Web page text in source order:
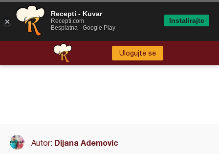
Ulogujte se
Autor: Dijana Ademovic
Recepti - Kuvar
Recepti.com
Besplatna - Google Play
Instalirajte